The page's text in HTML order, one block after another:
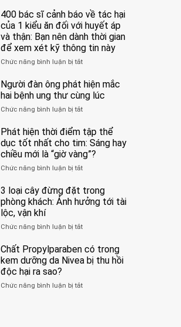
cảnh
báo
“ĐỪNG
GẮNG
SỨC!”
đồng
1
ra
cảnh
báo
theo
3
kiểu
“hại
thân”
mà
biết
loại
cá
tưởng
rẻ
mà
tiềm
formaldehyde
kim
loại
ăn
nhiều
có
thể
hại
thận
400 bác sĩ cảnh báo về tác hại
của 1 kiểu ăn đối với huyết áp
và thận: Bạn nên dành thời gian
để xem xét kỹ thông tin này
Chức năng bình luận bị tắtở
bác
cảnh
báo
tác
hại
của
1
kiểu
đối
với
và
Bạn
nên
Người đàn ông phát hiện mắc
hai bệnh ung thư cùng lúc
Chức năng bình luận bị tắtở
đàn
ông
phát
hiện
mắc
bệnh
ung
lúc
Phát hiện thời điểm tập thể
dục tốt nhất cho tim: Sáng hay
chiều mới là “giờ vàng”?
Chức năng bình luận bị tắtở
hiện
thời
điểm
thể
tốt
nhất
cho
Sáng
3 loại cây đừng đặt trong
phòng khách: Ảnh hưởng tới tài
lộc, vận khí
Chức năng bình luận bị tắtở
loại
cây
đừng
trong
Chất Propylparaben có trong
kem dưỡng da Nivea bị thu hồi
độc hại ra sao?
Chức năng bình luận bị tắtở